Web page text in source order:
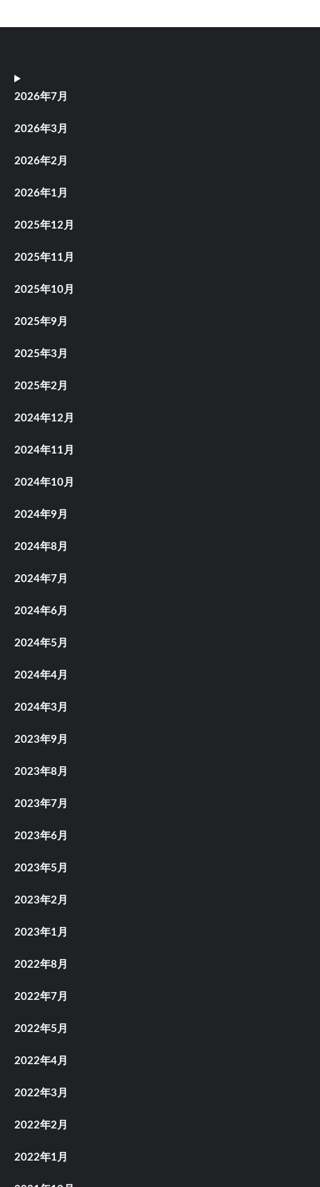
2026年7月
2026年3月
2026年2月
2026年1月
2025年12月
2025年11月
2025年10月
2025年9月
2025年3月
2025年2月
2024年12月
2024年11月
2024年10月
2024年9月
2024年8月
2024年7月
2024年6月
2024年5月
2024年4月
2024年3月
2023年9月
2023年8月
2023年7月
2023年6月
2023年5月
2023年2月
2023年1月
2022年8月
2022年7月
2022年5月
2022年4月
2022年3月
2022年2月
2022年1月